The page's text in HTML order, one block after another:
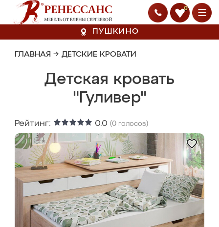
0
ПУШКИНО
ГЛАВНАЯ → ДЕТСКИЕ КРОВАТИ
Детская кровать
"Гуливер"
Рейтинг: 0.0 (0 голосов)